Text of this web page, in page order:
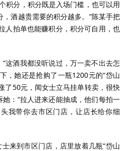
积分，积分既是入场门槛，也可以用
酒越贵需要的积分越多。”陈某手把
人拍单也能赚积分，积分可自用，也
这酒我都没听说过，万一卖不出去怎
，她还是抢购了一瓶1200元的“岱山
了50元，闻女士立马挂单转卖，很快
：“拉人进来还能抽成，他们每拍一
我带你去市区门店，让店长给你细
来到市区门店，店里放着几瓶“岱山